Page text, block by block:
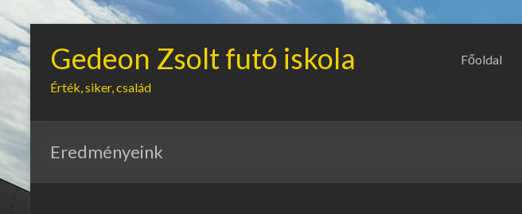
Gedeon Zsolt futó iskola
Érték, siker, család
Főoldal
Eredményeink